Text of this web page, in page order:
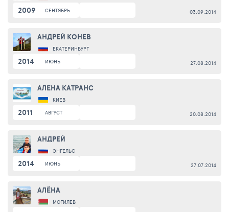
2009 СЕНТЯБРЬ 03.09.2014
АНДРЕЙ КОНЕВ
ЕКАТЕРИНБУРГ
2014 ИЮНЬ 27.08.2014
АЛЕНА КАТРАНС
КИЕВ
2011 АВГУСТ 20.08.2014
АНДРЕЙ
ЭНГЕЛЬС
2014 ИЮНЬ 27.07.2014
АЛЁНА
МОГИЛЕВ